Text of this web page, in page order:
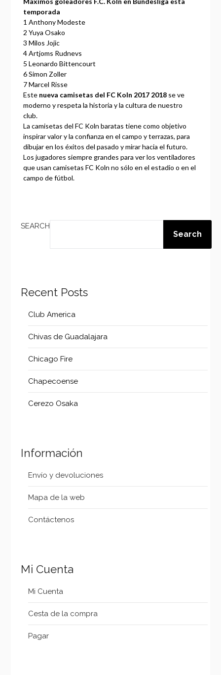
temporada
1 Anthony Modeste
2 Yuya Osako
3 Milos Jojic
4 Artjoms Rudnevs
5 Leonardo Bittencourt
6 Simon Zoller
7 Marcel Risse
Este nueva camisetas del FC Koln 2017 2018 se ve
moderno y respeta la historia y la cultura de nuestro
club.
La camisetas del FC Koln baratas tiene como objetivo
inspirar valor y la confianza en el campo y terrazas, para
dibujar en los éxitos del pasado y mirar hacia el futuro.
Los jugadores siempre grandes para ver los ventiladores
que usan camisetas FC Koln no sólo en el estadio o en el
campo de fútbol.
SEARCH
Search
Recent Posts
Club America
Chivas de Guadalajara
Chicago Fire
Chapecoense
Cerezo Osaka
Información
Envío y devoluciones
Mapa de la web
Contáctenos
Mi Cuenta
Mi Cuenta
Cesta de la compra
Pagar